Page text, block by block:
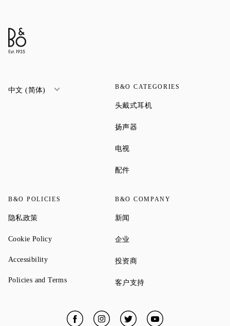
中文 (简体) B&O CATEGORIES
头戴式耳机
扬声器
电视Link Opens in New Tab
配件Link Opens in New Tab
B&O POLICIES
隐私政策Link Opens in New Tab
Cookie PolicyLink Opens in New Tab
AccessibilityLink Opens in New Tab
Policies and TermsLink Opens in New Tab
B&O COMPANY
新闻
企业
投资商Link Opens in New Tab
客户支持Link Opens in New Tab
FacebookLink Opens in New Tab
InstagramLink Opens in New Tab
TwitterLink Opens in New Tab
YouTubeLink Opens in New